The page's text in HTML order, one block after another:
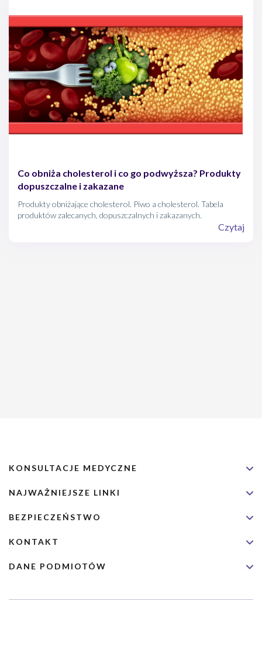
Co obniża cholesterol i co go podwyższa? Produkty
dopuszczalne i zakazane
Produkty obniżające cholesterol. Piwo a cholesterol. Tabela
produktów zalecanych, dopuszczalnych i zakazanych.
Czytaj
KONSULTACJE MEDYCZNE
NAJWAŻNIEJSZE LINKI
BEZPIECZEŃSTWO
KONTAKT
DANE PODMIOTÓW